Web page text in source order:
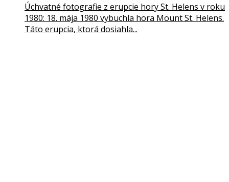
Úchvatné fotografie z erupcie hory St. Helens v roku
1980: 18. mája 1980 vybuchla hora Mount St. Helens.
Táto erupcia, ktorá dosiahla...